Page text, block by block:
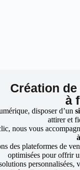
Création
à
disposer d’un
attirer et
nous vous
des plateformes de
optimisées pour offrir
personnalisées,